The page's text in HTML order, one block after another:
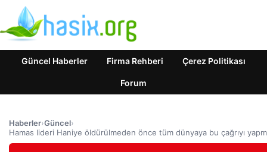
Güncel Haberler Firma Rehberi Çerez Politikası
Forum
Haberler›Güncel›
Hamas lideri Haniye öldürülmeden önce tüm dünyaya bu çağrıyı